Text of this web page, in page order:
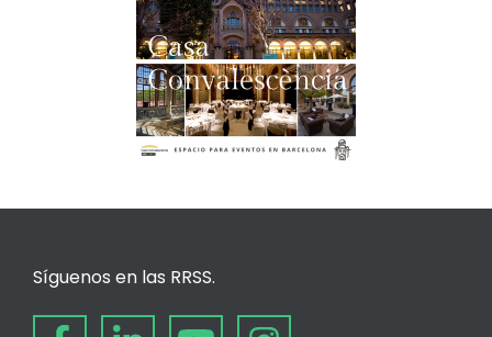
Síguenos en las RRSS.